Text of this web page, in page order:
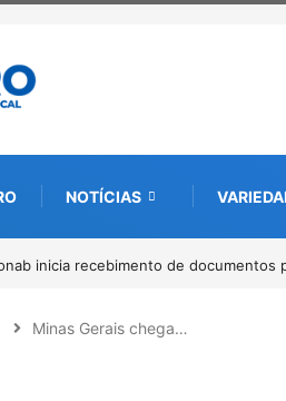
NOTÍCIAS
internacional debate futuro da
Minas Gerais chega…